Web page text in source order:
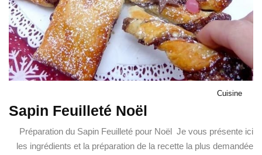
Cuisine
Sapin Feuilleté Noël
Préparation du Sapin Feuilleté pour Noël Je vous présente ici
les ingrédients et la préparation de la recette la plus demandée